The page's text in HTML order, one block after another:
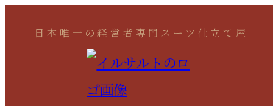
日本唯一の経営者専門スーツ仕立て屋